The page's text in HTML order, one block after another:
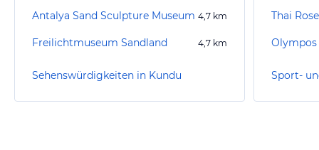
Antalya Sand Sculpture Museum 4,7 km
Freilichtmuseum Sandland 4,7 km
Sehenswürdigkeiten in Kundu Sport-